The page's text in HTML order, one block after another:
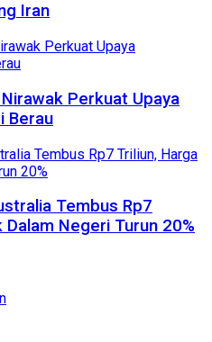
Iran
Perkuat Upaya
Berau
Tembus Rp7
Dalam Negeri Turun 20%